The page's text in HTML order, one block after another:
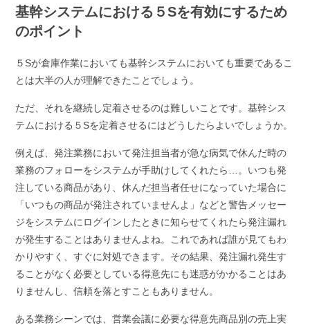
基幹システムにおける５Sを有効にするため
のポイント
５Sが倉庫作業においても基幹システムにおいても重要であるこ
とは大半の人が理解できたことでしょう。
ただ、それを継続し定着させるのは難しいことです。基幹シス
テムにおける５Sを定着させるにはどうしたらよいでしょうか。
例えば、発注業務において発注担当者が急な病気で休んだ時の
業務のフォローをシステムが手助けしてくれたら…。いつも発
注している商品があり、休んだ担当者任せになっていた場合に
「いつもの商品が発注されていませんよ」などと警告メッセー
ジをシステムにログインしたときに知らせてくれたら発注漏れ
が発生することはありませんよね。これであれば誰が見てもわ
かりやすく、すぐに対処できます。その結果、発注漏れ発生す
ることがなく必要としている得意先にも迷惑がかかることはあ
りませんし、信頼を落とすこともありません。
ある業務シーンでは、営業会議に必要な得意先商品別の売上実